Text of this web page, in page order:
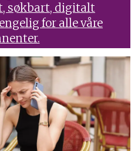
søkbart, digitalt
for alle våre